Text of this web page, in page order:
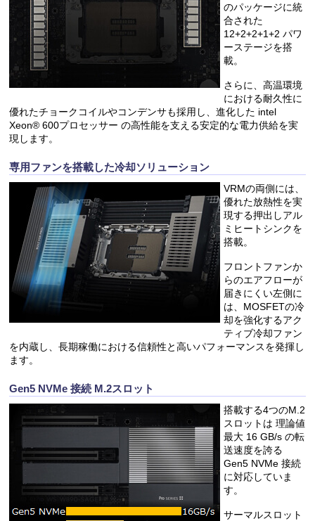
のパッケージに統
合された
12+2+2+1+2 パワ
ーステージを搭
載。
さらに、高温環境
における耐久性に
優れたチョークコイルやコンデンサも採用し、進化した intel
Xeon® 600プロセッサー の高性能を支える安定的な電力供給を実
現します。
専用ファンを搭載した冷却ソリューション
VRMの両側には、
優れた放熱性を実
現する押出しアル
ミヒートシンクを
搭載。
フロントファンか
らのエアフローが
届きにくい左側に
は、MOSFETの冷
却を強化するアク
ティブ冷却ファン
を内蔵し、長期稼働における信頼性と高いパフォーマンスを発揮し
ます。
Gen5 NVMe 接続 M.2スロット
搭載する4つのM.2
スロットは 理論値
最大 16 GB/s の転
送速度を誇る
Gen5 NVMe 接続
に対応していま
す。
サーマルスロット